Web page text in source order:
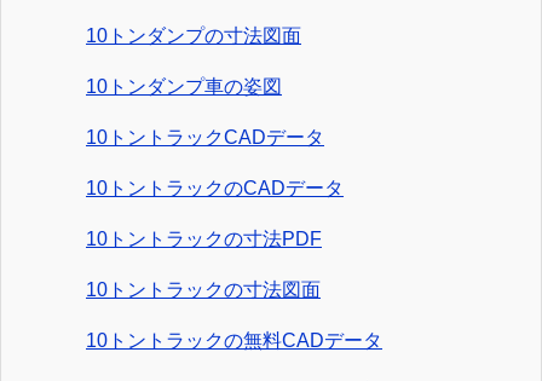
10トンダンプの寸法図面
10トンダンプ車の姿図
10トントラックCADデータ
10トントラックのCADデータ
10トントラックの寸法PDF
10トントラックの寸法図面
10トントラックの無料CADデータ